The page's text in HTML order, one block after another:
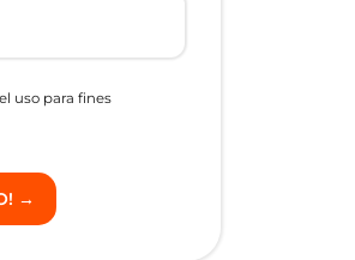
uso para fines